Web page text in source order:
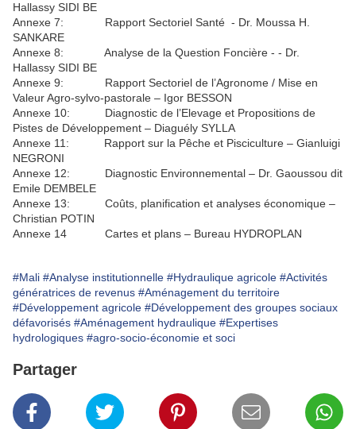
Hallassy SIDI BE
Annexe 7: Rapport Sectoriel Santé - Dr. Moussa H.
SANKARE
Annexe 8: Analyse de la Question Foncière - - Dr.
Hallassy SIDI BE
Annexe 9: Rapport Sectoriel de l’Agronome / Mise en
Valeur Agro-sylvo-pastorale – Igor BESSON
Annexe 10: Diagnostic de l’Elevage et Propositions de
Pistes de Développement – Diaguély SYLLA
Annexe 11: Rapport sur la Pêche et Pisciculture – Gianluigi
NEGRONI
Annexe 12: Diagnostic Environnemental – Dr. Gaoussou dit
Emile DEMBELE
Annexe 13: Coûts, planification et analyses économique –
Christian POTIN
Annexe 14 Cartes et plans – Bureau HYDROPLAN
#Mali #Analyse institutionnelle #Hydraulique agricole #Activités
génératrices de revenus #Aménagement du territoire
#Développement agricole #Développement des groupes sociaux
défavorisés #Aménagement hydraulique #Expertises
hydrologiques #agro-socio-économie et soci
Partager